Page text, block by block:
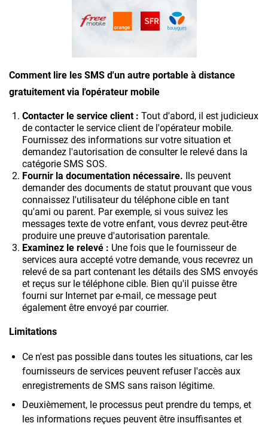
Comment lire les SMS d'un autre portable à distance
gratuitement via l'opérateur mobile
Contacter le service client : Tout d'abord, il est judicieux
de contacter le service client de l'opérateur mobile.
Fournissez des informations sur votre situation et
demandez l'autorisation de consulter le relevé dans la
catégorie SMS SOS.
Fournir la documentation nécessaire.
Ils peuvent
demander des documents de statut prouvant que vous
connaissez l'utilisateur du téléphone cible en tant
qu'ami ou parent. Par exemple, si vous suivez les
messages texte de votre enfant, vous devrez peut-être
produire une preuve d'autorisation parentale.
Examinez le relevé : Une fois que le fournisseur de
services aura accepté votre demande, vous recevrez un
relevé de sa part contenant les détails des SMS envoyés
et reçus sur le téléphone cible. Bien qu'il puisse être
fourni sur Internet par e-mail, ce message peut
également être envoyé par courrier.
Limitations
Ce n'est pas possible dans toutes les situations, car les
fournisseurs de services peuvent refuser l'accès aux
enregistrements de SMS sans raison légitime.
Deuxièmement, le processus peut prendre du temps, et
les informations reçues peuvent être insuffisantes et